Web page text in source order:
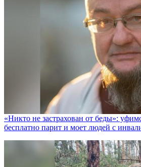
«Никто не заcтрахован от беды»:
бесплатно парит и моет людей с